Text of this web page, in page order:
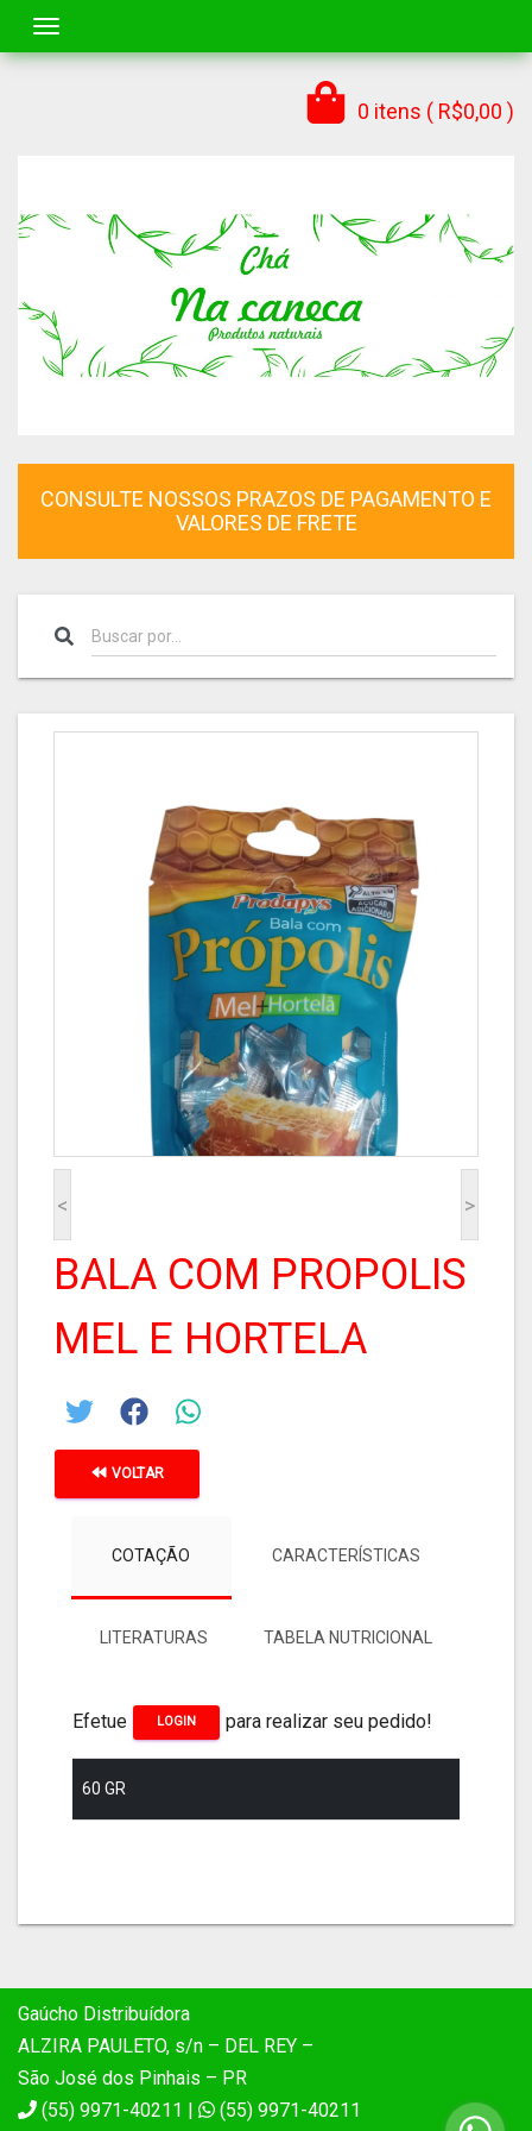
Toggle navigation
0 itens ( R$0,00 )
CONSULTE NOSSOS PRAZOS DE PAGAMENTO E
VALORES DE FRETE
< >
BALA COM PROPOLIS
MEL E HORTELA
VOLTAR
COTAÇÃO CARACTERÍSTICAS
LITERATURAS TABELA NUTRICIONAL
Efetue LOGIN para realizar seu pedido!
60 GR
Gaúcho Distribuídora
ALZIRA PAULETO, s/n – DEL REY –
São José dos Pinhais – PR
(55) 9971-40211 |
(55) 9971-40211